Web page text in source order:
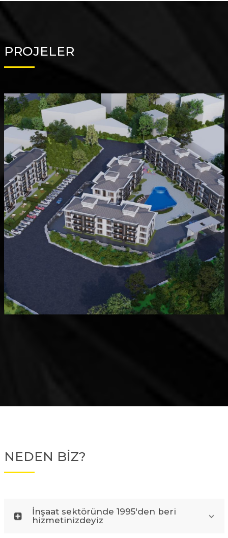
PROJELER
NEDEN BİZ?
İnşaat sektöründe 1995'den beri
hizmetinizdeyiz